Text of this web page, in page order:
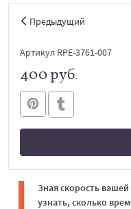
Предыдущий
Артикул RPE-3761-007
400 руб.
Зная скорость
узнать, сколько